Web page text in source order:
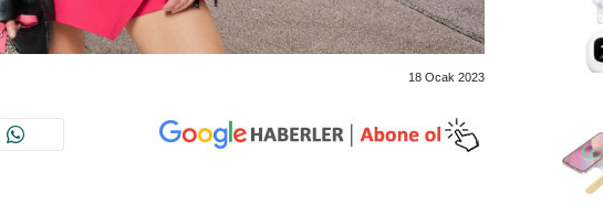
18 Ocak 2023